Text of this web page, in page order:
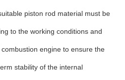
piston rod material must be
to the working conditions and
engine to ensure the
stability of the internal